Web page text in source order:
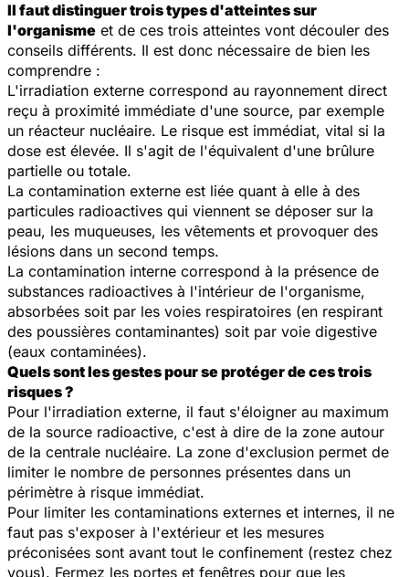
Il faut distinguer trois types d'atteintes sur
l'organisme et de ces trois atteintes vont découler des
conseils différents. Il est donc nécessaire de bien les
comprendre :
L'irradiation externe correspond au rayonnement direct
reçu à proximité immédiate d'une source, par exemple
un réacteur nucléaire. Le risque est immédiat, vital si la
dose est élevée. Il s'agit de l'équivalent d'une brûlure
partielle ou totale.
La contamination externe est liée quant à elle à des
particules radioactives qui viennent se déposer sur la
peau, les muqueuses, les vêtements et provoquer des
lésions dans un second temps.
La contamination interne correspond à la présence de
substances radioactives à l'intérieur de l'organisme,
absorbées soit par les voies respiratoires (en respirant
des poussières contaminantes) soit par voie digestive
(eaux contaminées).
Quels sont les gestes pour se protéger de ces trois
risques ?
Pour l'irradiation externe, il faut s'éloigner au maximum
de la source radioactive, c'est à dire de la zone autour
de la centrale nucléaire. La zone d'exclusion permet de
limiter le nombre de personnes présentes dans un
périmètre à risque immédiat.
Pour limiter les contaminations externes et internes, il ne
faut pas s'exposer à l'extérieur et les mesures
préconisées sont avant tout le confinement (restez chez
vous). Fermez les portes et fenêtres pour que les